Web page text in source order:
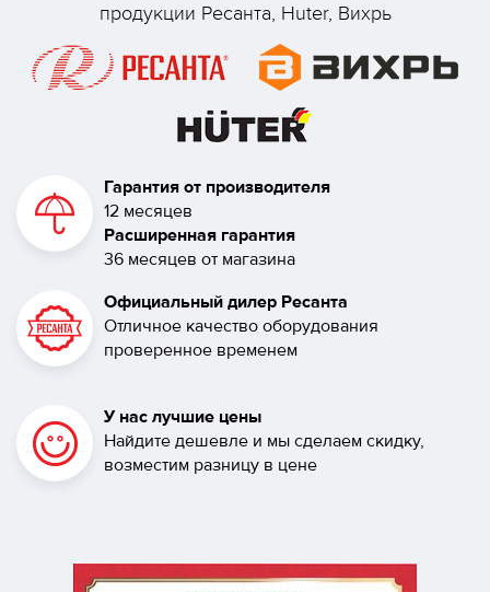
продукции Ресанта, Huter, Вихрь
Гарантия от производителя
12 месяцев
Расширенная гарантия
36 месяцев от магазина
Официальный дилер Ресанта
Отличное качество оборудования
проверенное временем
У нас лучшие цены
Найдите дешевле и мы сделаем скидку,
возместим разницу в цене